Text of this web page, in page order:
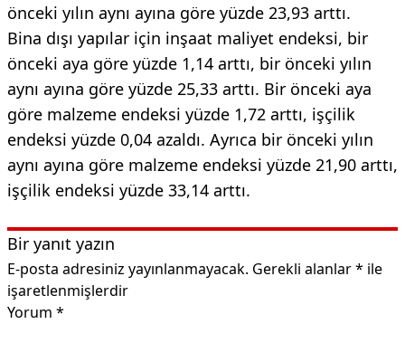
önceki yılın aynı ayına göre yüzde 23,93 arttı.
Bina dışı yapılar için inşaat maliyet endeksi, bir
önceki aya göre yüzde 1,14 arttı, bir önceki yılın
aynı ayına göre yüzde 25,33 arttı. Bir önceki aya
göre malzeme endeksi yüzde 1,72 arttı, işçilik
endeksi yüzde 0,04 azaldı. Ayrıca bir önceki yılın
aynı ayına göre malzeme endeksi yüzde 21,90 arttı,
işçilik endeksi yüzde 33,14 arttı.
Bir yanıt yazın
E-posta adresiniz yayınlanmayacak. Gerekli alanlar* ile
işaretlenmişlerdir
Yorum *